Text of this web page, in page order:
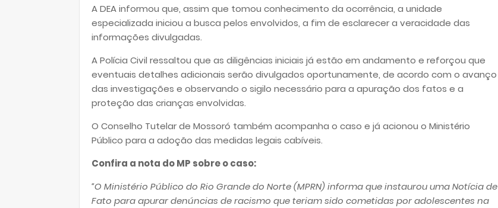
A DEA informou que, assim que tomou conhecimento da ocorrência, a unidade
especializada iniciou a busca pelos envolvidos, a fim de esclarecer a veracidade das
informações divulgadas.
A Polícia Civil ressaltou que as diligências iniciais já estão em andamento e reforçou que
eventuais detalhes adicionais serão divulgados oportunamente, de acordo com o avanço
das investigações e observando o sigilo necessário para a apuração dos fatos e a
proteção das crianças envolvidas.
O Conselho Tutelar de Mossoró também acompanha o caso e já acionou o Ministério
Público para a adoção das medidas legais cabíveis.
Confira a nota do MP sobre o caso:
“O Ministério Público do Rio Grande do Norte (MPRN) informa que instaurou uma Notícia de
Fato para apurar denúncias de racismo que teriam sido cometidas por adolescentes na